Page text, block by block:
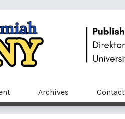
Archives Contact